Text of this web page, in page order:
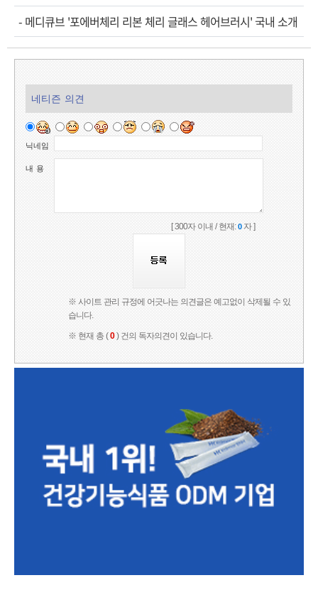
- 메디큐브 '포에버체리 리본 체리 글래스 헤어브러시' 국내 소개
네티즌 의견
닉네임
내 용
[ 300자 이내 / 현재:0자 ]
※ 사이트 관리 규정에 어긋나는 의견글은 예고없이 삭제될 수 있
습니다.
※ 현재 총 (0) 건의 독자의견이 있습니다.